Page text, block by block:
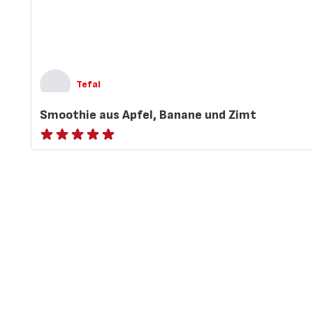
Tefal
Smoothie aus Apfel, Banane und Zimt
ratings.NaN